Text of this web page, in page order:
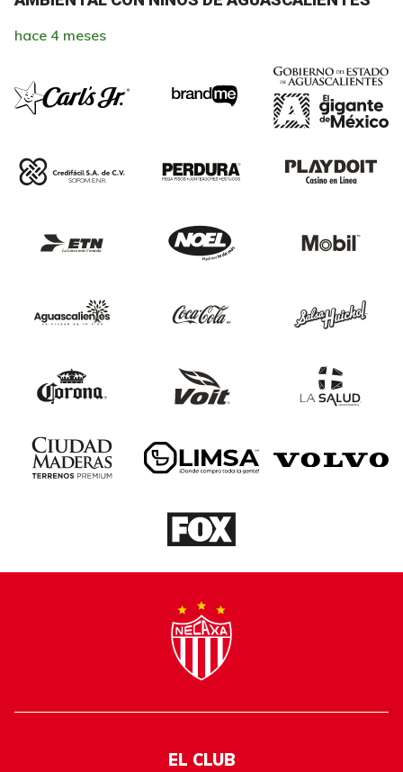
hace 4 meses
EL CLUB